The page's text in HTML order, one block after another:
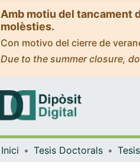
Amb motiu del tancament
molèsties.
Con motivo del cierre de
Due to the summer closure,
Inici Tesis Doctorals